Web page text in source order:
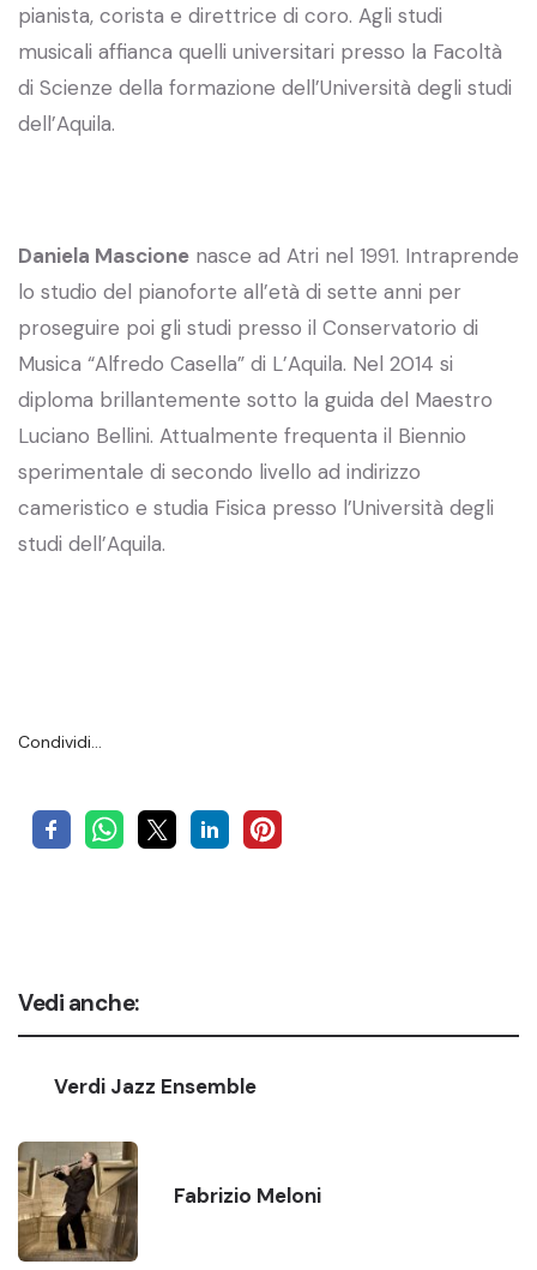
pianista, corista e direttrice di coro. Agli studi
musicali affianca quelli universitari presso la Facoltà
di Scienze della formazione dell’Università degli studi
dell’Aquila.
Daniela Mascione nasce ad Atri nel 1991. Intraprende
lo studio del pianoforte all’età di sette anni per
proseguire poi gli studi presso il Conservatorio di
Musica “Alfredo Casella” di L’Aquila. Nel 2014 si
diploma brillantemente sotto la guida del Maestro
Luciano Bellini. Attualmente frequenta il Biennio
sperimentale di secondo livello ad indirizzo
cameristico e studia Fisica presso l’Università degli
studi dell’Aquila.
Condividi…
Vedi anche:
Verdi Jazz Ensemble
Fabrizio Meloni